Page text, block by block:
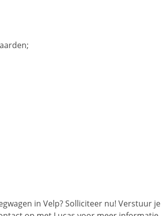
in Velp? Solliciteer nu! Verstuur je